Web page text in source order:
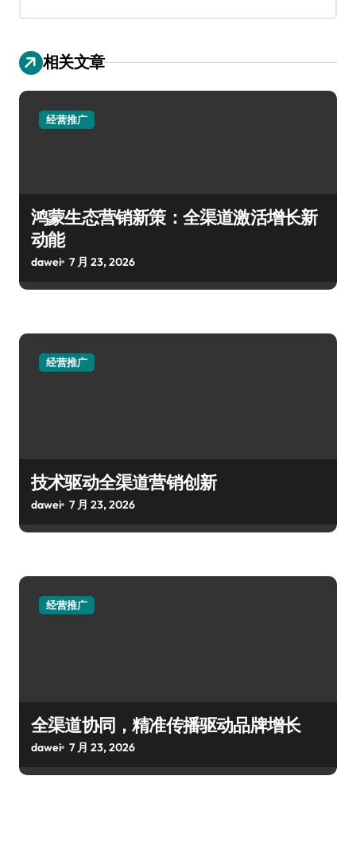
相关文章
经营推广
鸿蒙生态营销新策：全渠道激活增长新
动能
dawei 7 月 23, 2026
经营推广
技术驱动全渠道营销创新
dawei 7 月 23, 2026
经营推广
全渠道协同，精准传播驱动品牌增长
dawei 7 月 23, 2026